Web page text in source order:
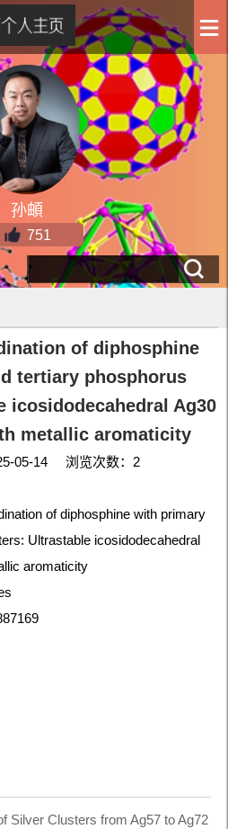
孙頔
751
of diphosphine
tertiary phosphorus
icosidodecahedral Ag30
metallic aromaticity
05-14 浏览次数： 2
of diphosphine with primary
Ultrastable icosidodecahedral
aromaticity
Silver Clusters from Ag57 to Ag72